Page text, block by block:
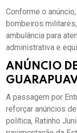
Conforme o
bombeiros
ambulância para
administrativa e
ANÚNCIO
A passagem por
reforçar anúncios
política, Ratinho